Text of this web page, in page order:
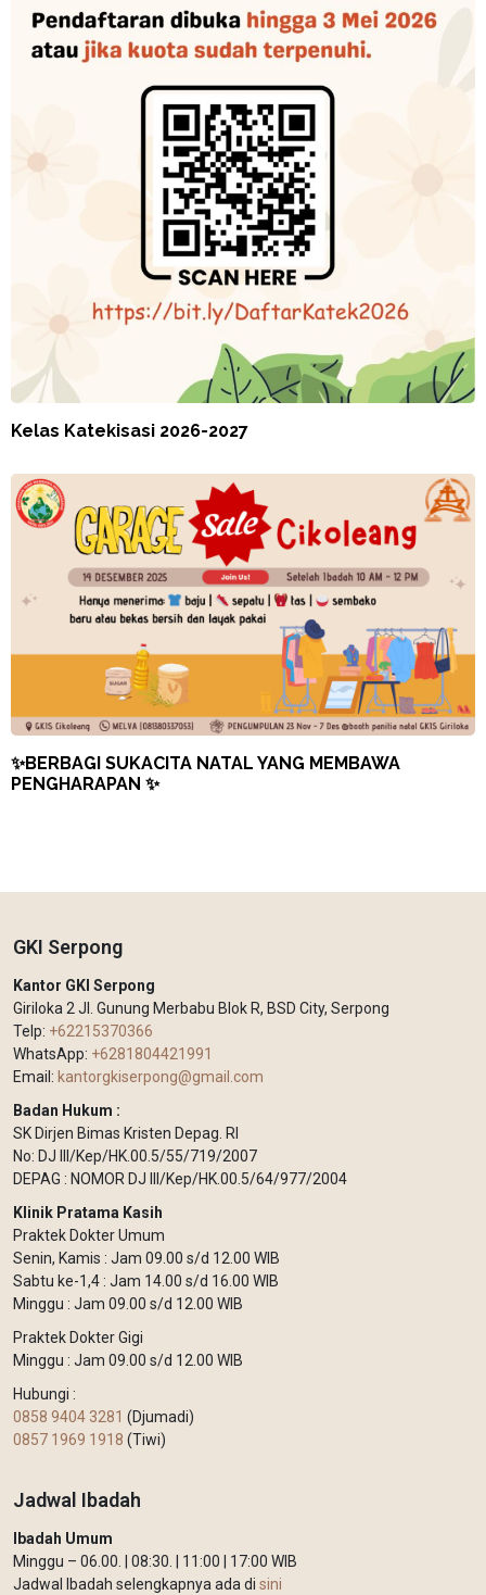
Kelas Katekisasi 2026-2027
✨BERBAGI SUKACITA NATAL YANG MEMBAWA
PENGHARAPAN ✨
GKI Serpong
Kantor GKI Serpong
Giriloka 2 Jl. Gunung Merbabu Blok R, BSD City, Serpong
Telp: +62215370366
WhatsApp: +6281804421991
Email: kantorgkiserpong@gmail.com
Badan Hukum :
SK Dirjen Bimas Kristen Depag. RI
No: DJ III/Kep/HK.00.5/55/719/2007
DEPAG : NOMOR DJ III/Kep/HK.00.5/64/977/2004
Klinik Pratama Kasih
Praktek Dokter Umum
Senin, Kamis : Jam 09.00 s/d 12.00 WIB
Sabtu ke-1,4 : Jam 14.00 s/d 16.00 WIB
Minggu : Jam 09.00 s/d 12.00 WIB
Praktek Dokter Gigi
Minggu : Jam 09.00 s/d 12.00 WIB
Hubungi :
0858 9404 3281 (Djumadi)
0857 1969 1918 (Tiwi)
Jadwal Ibadah
Ibadah Umum
Minggu – 06.00. | 08:30. | 11:00 | 17:00 WIB
Jadwal Ibadah selengkapnya ada di sini